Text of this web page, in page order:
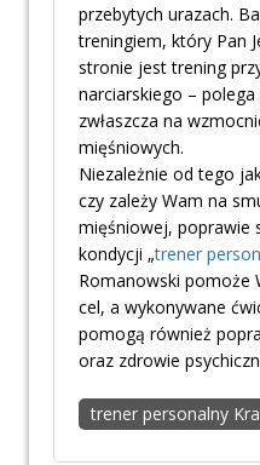
przebytych urazach.
treningiem, który Pan
stronie jest trening
narciarskiego –
zwłaszcza na
mięśniowych.
Niezależnie od tego
czy zależy Wam na
mięśniowej, poprawie
kondycji „trener
Romanowski pomoże
cel, a wykonywane
pomogą również
oraz zdrowie
trener personalny